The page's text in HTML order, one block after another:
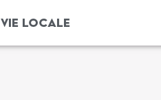
VIE LOCALE